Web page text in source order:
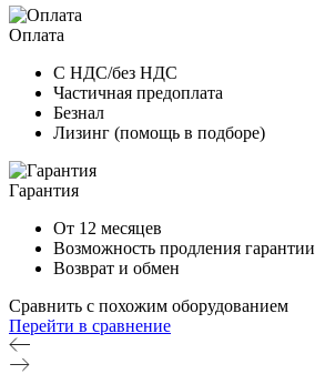
Оплата
С НДС/без НДС
Частичная предоплата
Безнал
Лизинг (помощь в подборе)
Гарантия
От 12 месяцев
Возможность продления гарантии
Возврат и обмен
Сравнить с похожим оборудованием
Перейти в сравнение